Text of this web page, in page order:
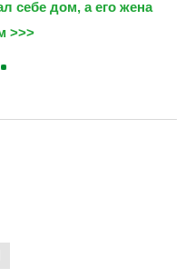
себе дом, а его жена
>>>